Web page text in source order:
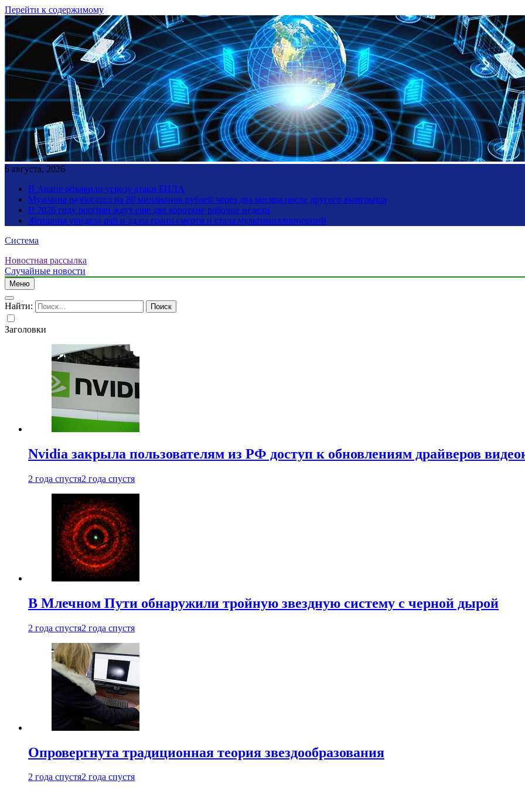
Перейти к содержимому
6 августа, 2026
В Анапе объявили угрозу атаки БПЛА
Мужчина разбогател на 80 миллионов рублей через два месяца после другого выигрыша
В 2026 году россиян ждут еще две короткие рабочие недели
Женщина увидела рай и ад на грани смерти и стала мультимиллионершей
Система
Новостная рассылка
Случайные новости
Меню
Найти:
Заголовки
Nvidia закрыла пользователям из РФ доступ к обновлениям драйверов
2 года спустя2 года спустя
В Млечном Пути обнаружили тройную звездную систему с черной дырой
2 года спустя2 года спустя
Опровергнута традиционная теория звездообразования
2 года спустя2 года спустя